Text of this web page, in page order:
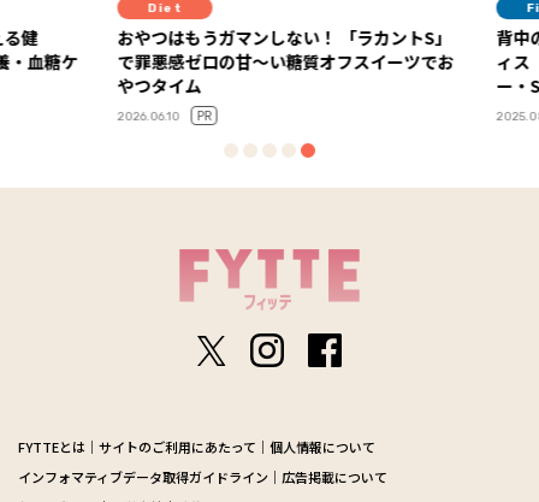
糖ケ
Diet
おやつはもうガマンしない！ 「ラカントS」
で罪悪感ゼロの甘～い糖質オフスイーツでお
やつタイム
2026.06.10 PR
背中
ィス
ー・
FYTTEとは サイトのご利用にあたって
個人情報について
インフォマティブデータ取得ガイドライン
広告掲載について